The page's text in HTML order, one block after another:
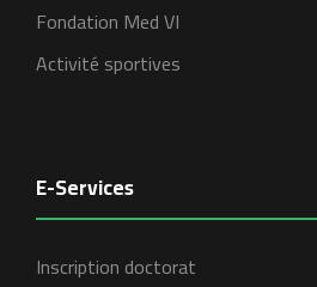
Fondation Med VI
Activité sportives
E-Services
Inscription doctorat